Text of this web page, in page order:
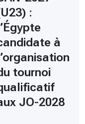
:
à
tournoi
JO-2028